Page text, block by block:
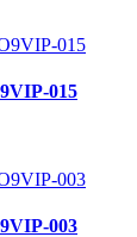
015
003